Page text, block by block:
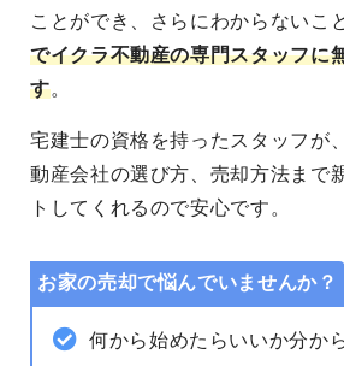
ことができ、さらにわからないこ
でイクラ不動産の専門スタッフに
す。
宅建士の資格を持ったスタッフが
動産会社の選び方、売却方法まで
トしてくれるので安心です。
お家の売却で悩んでいませんか？
何から始めたらいいか分か